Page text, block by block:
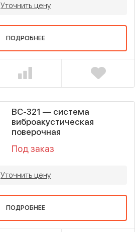
Уточнить цену
ПОДРОБНЕЕ
ВС-321 — система
виброакустическая
поверочная
Под заказ
Уточнить цену
ПОДРОБНЕЕ